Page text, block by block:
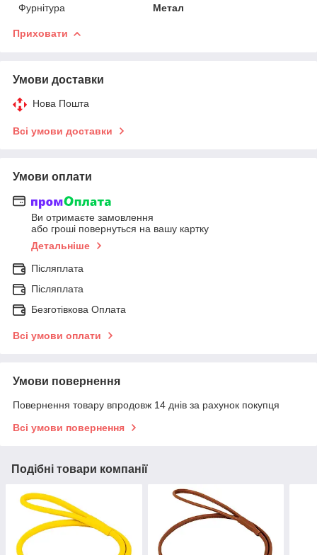
Фурнітура
Метал
Приховати
Умови доставки
Нова Пошта
Всі умови доставки
Умови оплати
Ви отримаєте замовлення
або гроші повернуться на вашу картку
Детальніше
Післяплата
Післяплата
Безготівкова Оплата
Всі умови оплати
Умови повернення
Повернення товару впродовж 14 днів за рахунок покупця
Всі умови повернення
Подібні товари компанії